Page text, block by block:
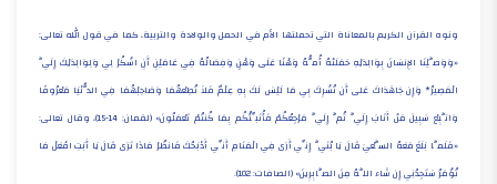
ونوه القرآن الكريم بالمعاناة التي تحملتها الأم في الحمل والولادة والتربية، كما في قول الله تعالى:
«وَوَصَّيْنَا الإِنسَانَ بِوَالِدَيْهِ حَمَلَتْهُ أُمُّهُ وَهْنًا عَلَى وَهْنٍ وَفِصَالُهُ فِي عَامَيْنِ أَنِ اشْكُرْ لِي وَلِوَالِدَيْكَ إِلَيَّ
الْمَصِيرُ* وَإِن جَاهَدَاكَ عَلى أَن تُشْرِكَ بِي مَا لَيْسَ لَكَ بِهِ عِلْمٌ فَلاَ تُطِعْهُمَا وَصَاحِبْهُمَا فِي الدُّنْيَا مَعْرُوفًا
وَاتَّبِعْ سَبِيلَ مَنْ أَنَابَ إِلَيَّ ثُمَّ إِلَيَّ مَرْجِعُكُمْ فَأُنَبِّئُكُم بِمَا كُنتُمْ تَعْمَلُونَ» (لقمان: 14-15)، وقال تعالى:
«فَلَمَّا بَلَغَ مَعَهُ السَّعْيَ قَالَ يَا بُنَيَّ إِنِّي أَرَى فِي الْمَنَامِ أَنِّي أَذْبَحُكَ فَانظُرْ مَاذَا تَرَى قَالَ يَا أَبَتِ افْعَلْ مَا
تُؤْمَرُ سَتَجِدُنِي إِن شَاء اللَّهُ مِنَ الصَّابِرِينَ» (الصافات: 102).